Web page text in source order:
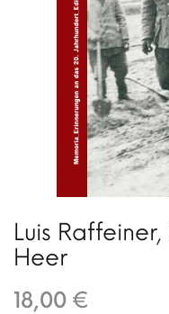
Luis Raffeiner,
Heer
18,00 €